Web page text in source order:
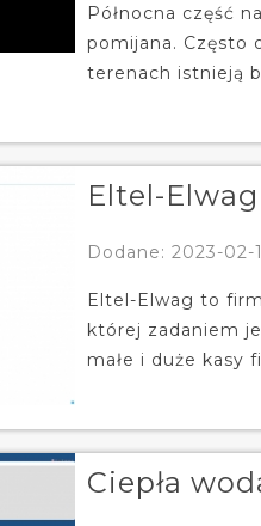
Północna część
pomijana. Często
terenach istnieją
Eltel-Elwag
Dodane: 2023-02-
Eltel-Elwag to
której zadaniem
małe i duże kasy
Ciepła